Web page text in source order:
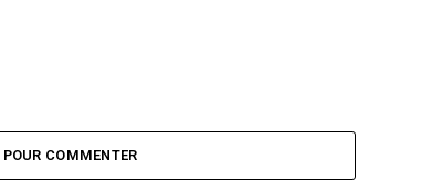
COMMENTER